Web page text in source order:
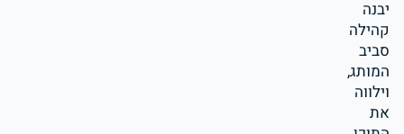
יבנה
קהילה
סביב
המותג,
וילווה
את